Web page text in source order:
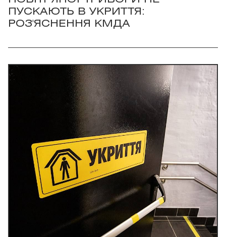
ПУСКАЮТЬ В УКРИТТЯ:
РОЗ'ЯСНЕННЯ КМДА